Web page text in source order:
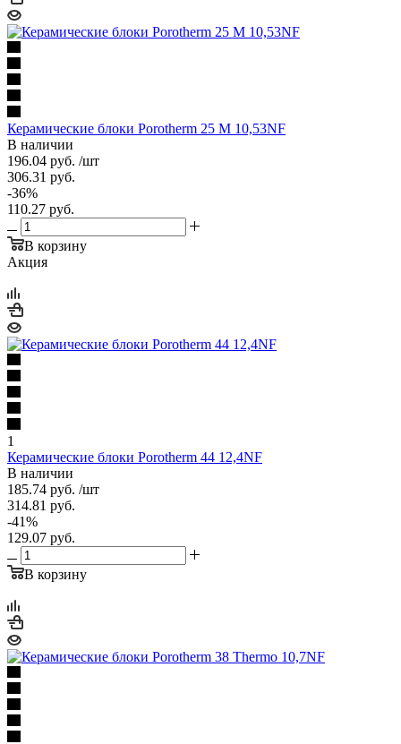
Керамические блоки Porotherm 25 М 10,53NF
В наличии
196.04 руб. /шт
306.31 руб.
-36%
110.27 руб.
В корзину
Акция
1
Керамические блоки Porotherm 44 12,4NF
В наличии
185.74 руб. /шт
314.81 руб.
-41%
129.07 руб.
В корзину